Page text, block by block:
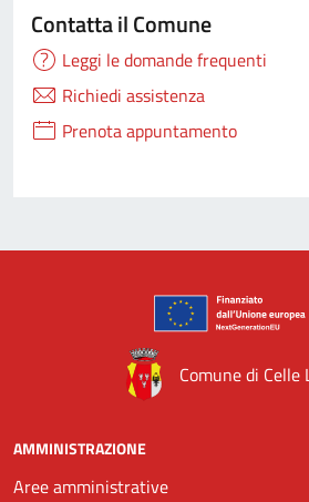
Contatta il Comune
Leggi le domande frequenti
Richiedi assistenza
Prenota appuntamento
Comune di Celle
AMMINISTRAZIONE
Aree amministrative